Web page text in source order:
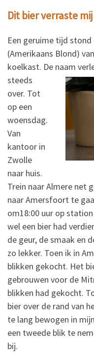
Dit bier verraste
Een geruime tijd stond
(Amerikaans Blond)
koelkast. De naam
steeds
over. Tot
op een
woensdag.
Van
kantoor in
Zwolle
naar huis.
Trein naar Almere net
naar Amersfoort te
om18:00 uur op
wel een bier had
de geur, de smaak en
zo lekker. Toen ik in
blikken gekocht. Het
gebrouwen voor de
blikken had gekocht.
bier over de rand van
te lang bewogen in
een tweede blik te
bij.